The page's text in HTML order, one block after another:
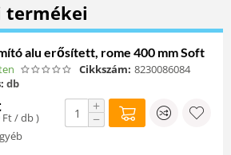
termékei
alu erősített, rome 400 mm Soft
Cikkszám: 8230086084
db
Ft/ db )
+
−